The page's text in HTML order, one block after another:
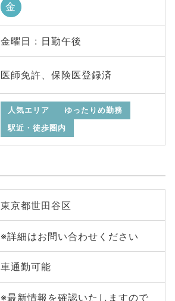
金
金曜日 : 日勤午後
医師免許、保険医登録済
人気エリア
ゆったりめ勤務
駅近・徒歩圏内
東京都世田谷区
※詳細はお問い合わせください
車通勤可能
※最新情報を確認いたしますので